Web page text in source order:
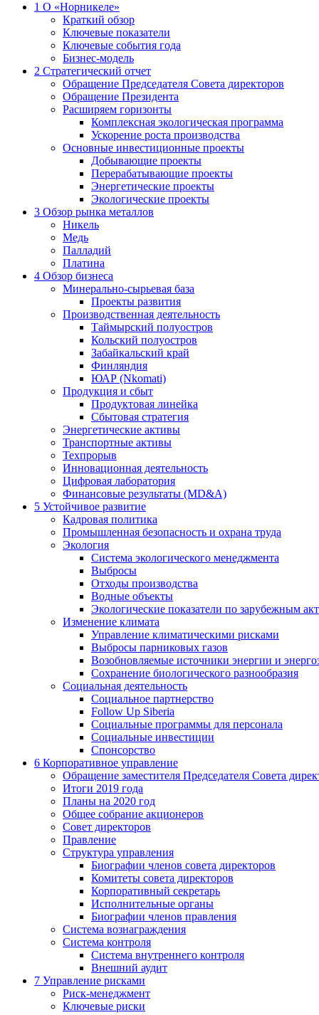
1 О «Норникеле»
Краткий обзор
Ключевые показатели
Ключевые события года
Бизнес-модель
2 Стратегический отчет
Обращение Председателя Совета директоров
Обращение Президента
Расширяем горизонты
Комплексная экологическая программа
Ускорение роста производства
Основные инвестиционные проекты
Добывающие проекты
Перерабатывающие проекты
Энергетические проекты
Экологические проекты
3 Обзор рынка металлов
Никель
Медь
Палладий
Платина
4 Обзор бизнеса
Минерально-сырьевая база
Проекты развития
Производственная деятельность
Таймырский полуостров
Кольский полуостров
Забайкальский край
Финляндия
ЮАР (Nkomati)
Продукция и сбыт
Продуктовая линейка
Сбытовая стратегия
Энергетические активы
Транспортные активы
Техпрорыв
Инновационная деятельность
Цифровая лаборатория
Финансовые результаты (MD&A)
5 Устойчивое развитие
Кадровая политика
Промышленная безопасность и охрана труда
Экология
Система экологического менеджмента
Выбросы
Отходы производства
Водные объекты
Экологические показатели по зарубежным
Изменение климата
Управление климатическими рисками
Выбросы парниковых газов
Возобновляемые источники энергии и
Сохранение биологического разнообразия
Социальная деятельность
Социальное партнерство
Follow Up Siberia
Социальные программы для персонала
Социальные инвестиции
Спонсорство
6 Корпоративное управление
Обращение заместителя Председателя Совета
Итоги 2019 года
Планы на 2020 год
Общее собрание акционеров
Совет директоров
Правление
Структура управления
Биографии членов совета директоров
Комитеты совета директоров
Корпоративный секретарь
Исполнительные органы
Биографии членов правления
Система вознаграждения
Система контроля
Система внутреннего контроля
Внешний аудит
7 Управление рисками
Риск-менеджмент
Ключевые риски